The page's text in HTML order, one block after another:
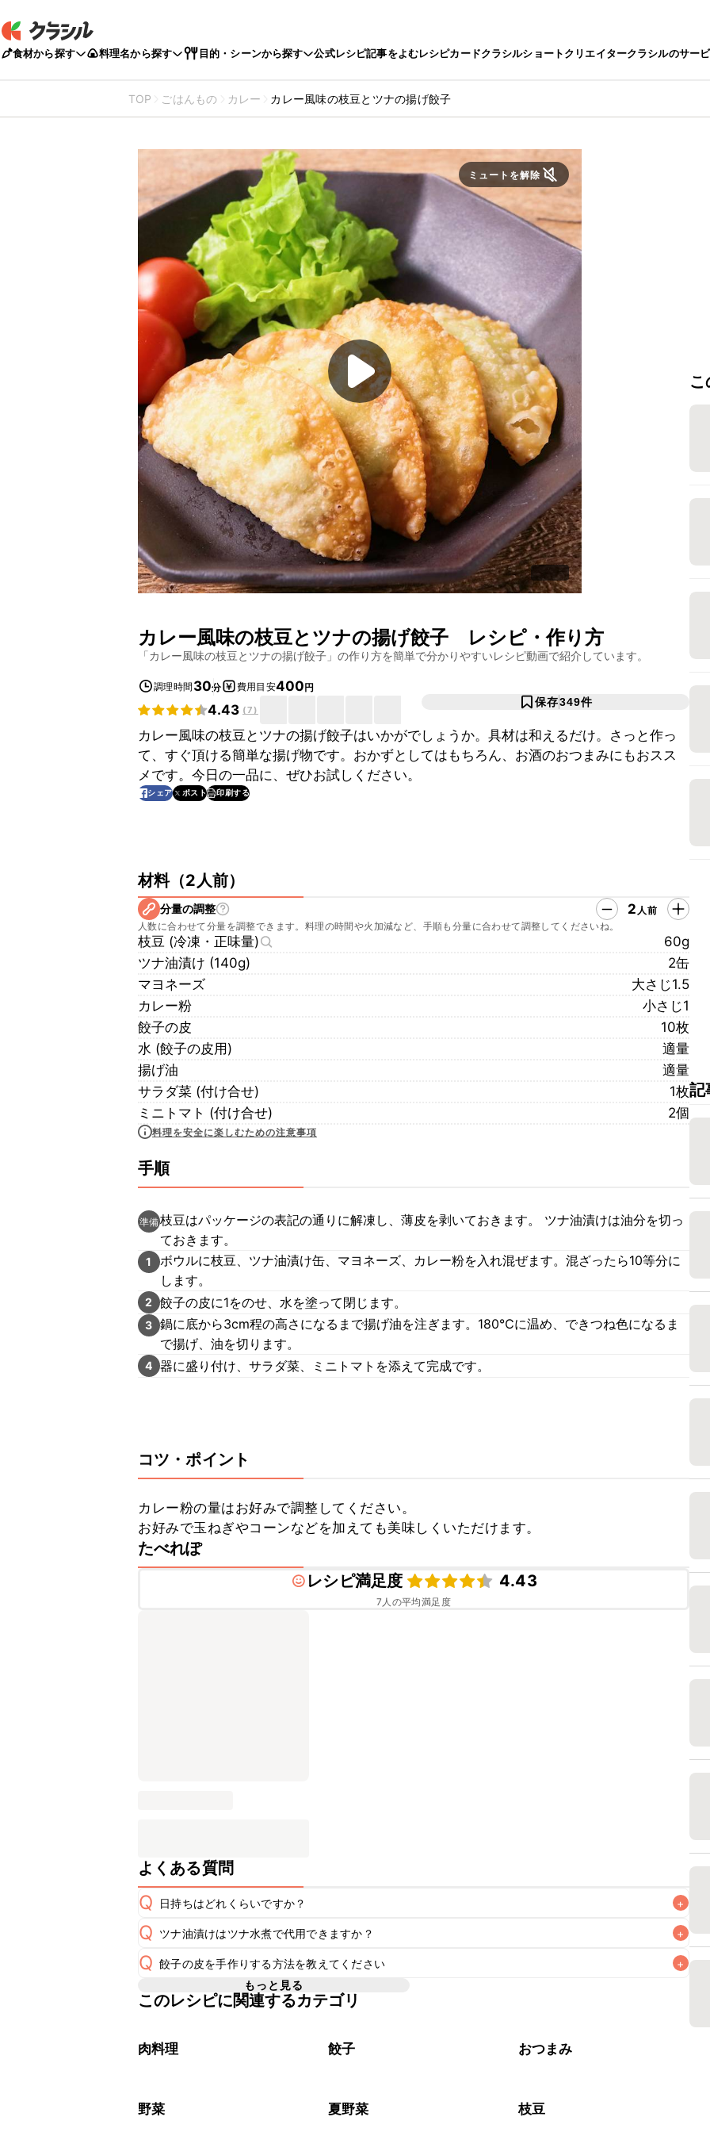
食材から探す 料理名から探す 目的・シーンから探す 公式レシピ記事をよむレシピカードクラシルショートクリエイタークラシルのサー
TOP ごはんもの カレー カレー風味の枝豆とツナの揚げ餃子
ミュートを解除
カレー風味の枝豆とツナの揚げ餃子 レシピ・作り方
「カレー風味の枝豆とツナの揚げ餃子 」の作り方を簡単で分かりやすいレシピ動画で紹介しています。
調理時間 30分 費用目安400円
4.43 (7)
保存349件
カレー風味の枝豆とツナの揚げ餃子はいかがでしょうか。具材は和えるだけ。さっと作っ
て、すぐ頂ける簡単な揚げ物です。おかずとしてはもちろん、お酒のおつまみにもおスス
メです。今日の一品に、ぜひお試しください。
シェア ポスト 印刷する
材料（2人前）
分量の調整 2 人前
人数に合わせて分量を調整できます。料理の時間や火加減など、手順も分量に合わせて調整してくださいね。
枝豆 (冷凍・正味量)
60g
ツナ油漬け (140g)
2缶
マヨネーズ
大さじ1.5
カレー粉
小さじ1
餃子の皮
10枚
水 (餃子の皮用)
適量
揚げ油
適量
サラダ菜 (付け合せ)
1枚
ミニトマト (付け合せ)
2個
料理を安全に楽しむための注意事項
手順
準備枝豆はパッケージの表記の通りに解凍し、薄皮を剥いておきます。 ツナ油漬けは油分を切っ
ておきます。
1
ボウルに枝豆、ツナ油漬け缶、マヨネーズ、カレー粉を入れ混ぜます。混ざったら10等分に
します。
2 餃子の皮に1をのせ、水を塗って閉じます。
3 鍋に底から3cm程の高さになるまで揚げ油を注ぎます。180℃に温め、できつね色になるま
で揚げ、油を切ります。
4 器に盛り付け、サラダ菜、ミニトマトを添えて完成です。
コツ・ポイント
カレー粉の量はお好みで調整してください。
お好みで玉ねぎやコーンなどを加えても美味しくいただけます。
たべれぽ
レシピ満足度
4.43
7 人の平均満足度
よくある質問
Q 日持ちはどれくらいですか？ +
A
保存期間は冷蔵で翌日中が目安です。なるべくお早めにお召し上がりください。
※日持ちは目安です。こちら
Q ツナ油漬けはツナ水煮で代用できますか？ +
A
Q 餃子の皮を手作りする方法を教えてください +
A こちら
もっと見る
このレシピに関連するカテゴリ
肉料理 餃子 おつまみ
野菜 夏野菜 枝豆
記